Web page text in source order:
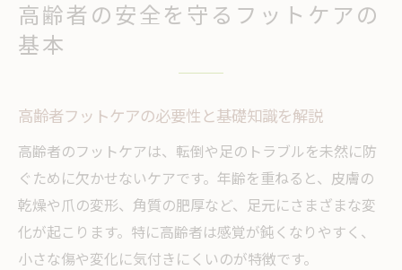
る
家族の安心を支えるフットケア実践術
フットケアで家庭内の安心と安全をサポー
ト
高齢者フットケア実践時の巻き爪対策ポイ
ント
高齢者の安全を守るフットケアの
基本
高齢者フットケアの必要性と基礎知識を解説
高齢者のフットケアは、転倒や足のトラブルを未然に防
ぐために欠かせないケアです。年齢を重ねると、皮膚の
乾燥や爪の変形、角質の肥厚など、足元にさまざまな変
化が起こります。特に高齢者は感覚が鈍くなりやすく、
小さな傷や変化に気付きにくいのが特徴です。